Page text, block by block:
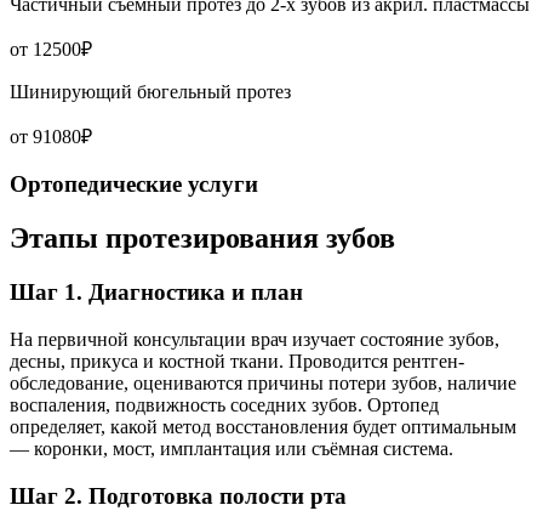
от 12500₽
Шинирующий бюгельный протез
от 91080₽
Ортопедические услуги
Этапы протезирования зубов
Шаг 1. Диагностика и план
На первичной консультации врач изучает состояние зубов,
десны, прикуса и костной ткани. Проводится рентген-
обследование, оцениваются причины потери зубов, наличие
воспаления, подвижность соседних зубов. Ортопед
определяет, какой метод восстановления будет оптимальным
— коронки, мост, имплантация или съёмная система.
Шаг 2. Подготовка полости рта